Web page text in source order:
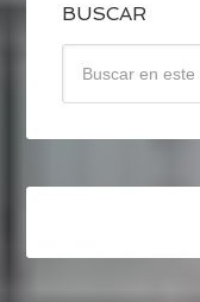
BUSCAR